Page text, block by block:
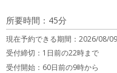
所要時間：45分
現在予約できる期間： 2026/08/
受付締切： 1日前の22時まで
受付開始： 60日前の9時から